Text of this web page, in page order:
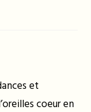
et
coeur en